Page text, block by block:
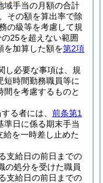
域手当の月額の合計
その額を算出率で除
の級等を考慮して規
25を超えない範囲
を加算した額を第2項
し必要な事項は、規
短時間勤務職員等に
を考慮するものと
る者には、 前条第1
準日に係る期末手当
給を一時差し止めた
支給日の前日までの
の処分を受けた職員
支給日の前日までの